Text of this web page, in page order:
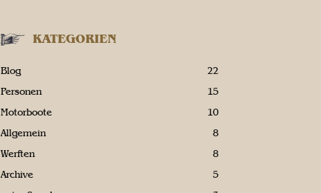
KATEGORIEN
Blog
22
Personen
15
Motorboote
10
Allgemein
8
Werften
8
Archive
5